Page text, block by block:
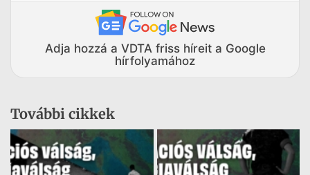
Adja hozzá a VDTA friss híreit a Google
hírfolyamához
További cikkek